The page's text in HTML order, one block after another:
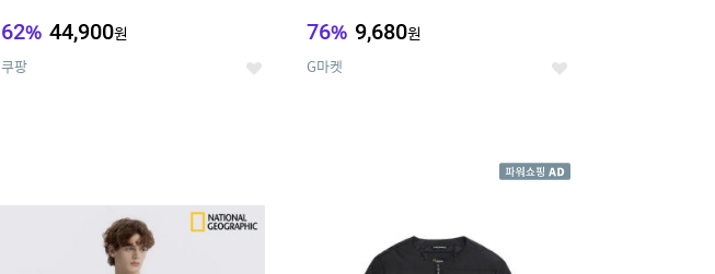
62% 44,900원
쿠팡 좋
76% 9,680원
G마켓 좋